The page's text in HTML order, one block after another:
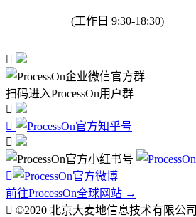
(工作日 9:30-18:30)

扫码进入ProcessOn用户群




前往ProcessOn全球网站 →
 ©2020 北京大麦地信息技术有限公司